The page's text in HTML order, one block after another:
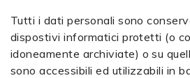
Tutti i dati personali sono
dispostivi informatici protetti (o
idoneamente archiviate) o su
sono accessibili ed utilizzabili in